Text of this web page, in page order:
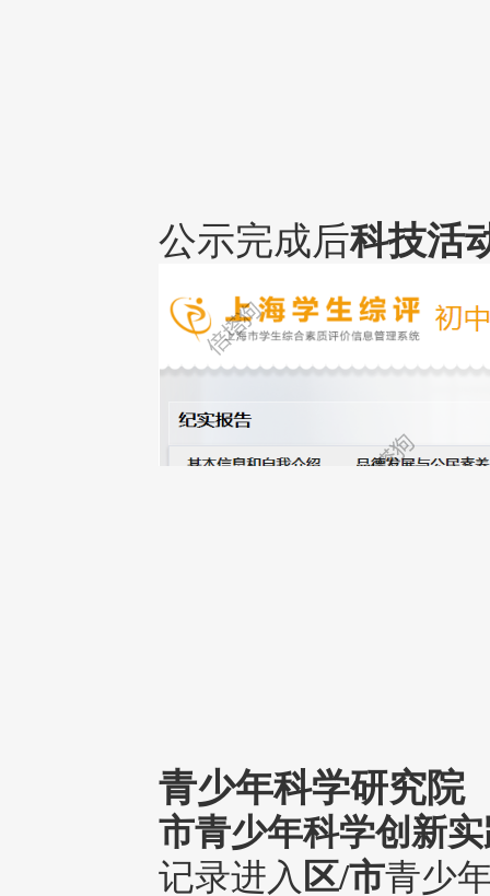
公示完成后科技活
青少年科学研究院
市青少年科学创新
记录进入 区/市青少